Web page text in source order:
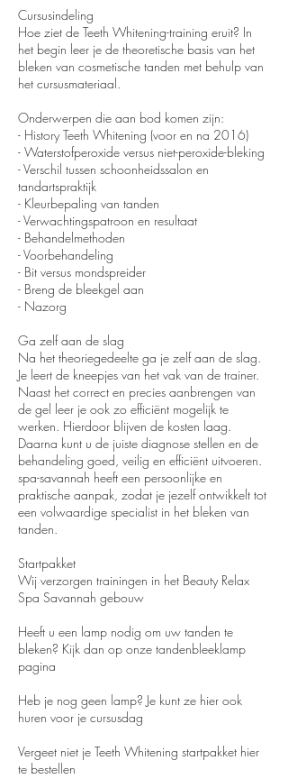
Cursusindeling
Hoe ziet de Teeth Whitening-training eruit? In
het begin leer je de theoretische basis van het
bleken van cosmetische tanden met behulp van
het cursusmateriaal.
Onderwerpen die aan bod komen zijn:
- History Teeth Whitening (voor en na 2016)
- Waterstofperoxide versus niet-peroxide-bleking
- Verschil tussen schoonheidssalon en
tandartspraktijk
- Kleurbepaling van tanden
- Verwachtingspatroon en resultaat
- Behandelmethoden
- Voorbehandeling
- Bit versus mondspreider
- Breng de bleekgel aan
- Nazorg
Ga zelf aan de slag
Na het theoriegedeelte ga je zelf aan de slag.
Je leert de kneepjes van het vak van de trainer.
Naast het correct en precies aanbrengen van
de gel leer je ook zo efficiënt mogelijk te
werken. Hierdoor blijven de kosten laag.
Daarna kunt u de juiste diagnose stellen en de
behandeling goed, veilig en efficiënt uitvoeren.
spa-savannah heeft een persoonlijke en
praktische aanpak, zodat je jezelf ontwikkelt tot
een volwaardige specialist in het bleken van
tanden.
Startpakket
Wij verzorgen trainingen in het Beauty Relax
Spa Savannah gebouw
Heeft u een lamp nodig om uw tanden te
bleken? Kijk dan op onze tandenbleeklamp
pagina
Heb je nog geen lamp? Je kunt ze hier ook
huren voor je cursusdag
Vergeet niet je Teeth Whitening startpakket hier
te bestellen